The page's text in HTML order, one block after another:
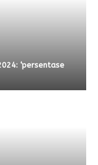
‘persentase